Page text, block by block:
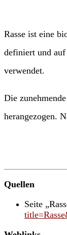
Rasse ist eine
definiert und
verwendet.
Die
herangezogen.
Quellen
Seite